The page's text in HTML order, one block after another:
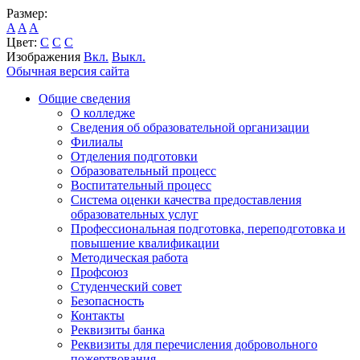
Размер:
A A A
Цвет: C C C
Изображения Вкл. Выкл.
Обычная версия сайта
Общие сведения
О колледже
Сведения об образовательной организации
Филиалы
Отделения подготовки
Образовательный процесс
Воспитательный процесс
Система оценки качества предоставления
образовательных услуг
Профессиональная подготовка, переподготовка и
повышение квалификации
Методическая работа
Профсоюз
Студенческий совет
Безопасность
Контакты
Реквизиты банка
Реквизиты для перечисления добровольного